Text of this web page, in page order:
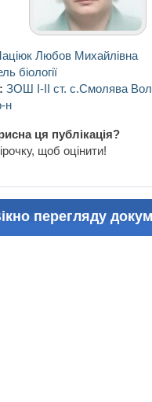
Любов Михайлівна
біології
ЗОШ І-ІІ ст. с.Смолява
н
ця публікація?
щоб оцінити!
перегляду